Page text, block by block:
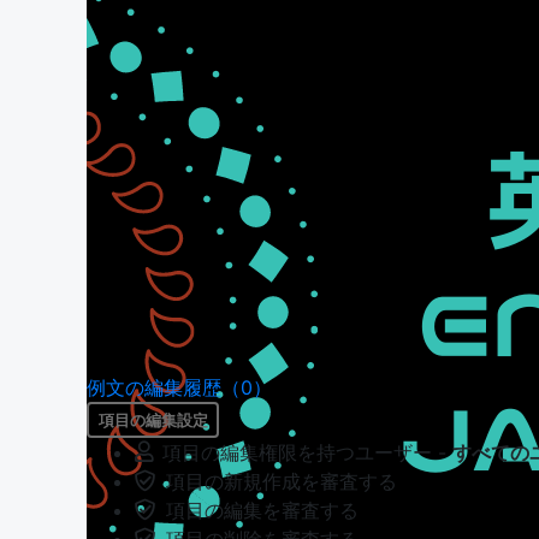
例文の編集履歴（0）
項目の編集設定
項目の編集権限を持つユーザー -すべての
項目の新規作成を審査する
項目の編集を審査する